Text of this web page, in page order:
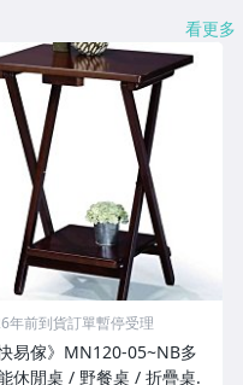
看更多
年前到貨訂單暫停受理
快易傢》MN120-05~NB多
休閒桌 / 野餐桌 / 折疊桌.